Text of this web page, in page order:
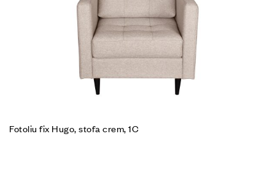
Fotoliu fix Hugo, stofa crem, 1C